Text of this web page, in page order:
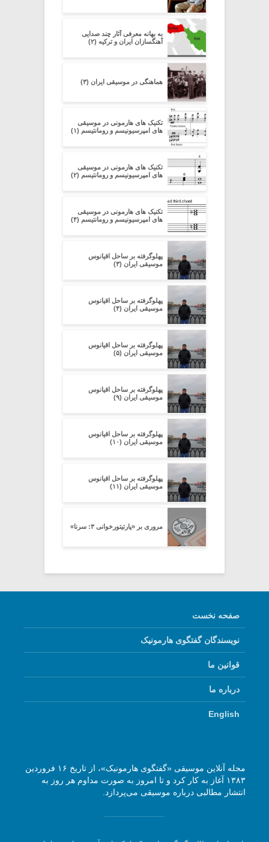
به بهانه معرفی آثار چند صدایی
آهنگسازان ایران و ترکیه (۲)
هماهنگی در موسیقی ایران (۳)
تکنیک های هارمونی در موسیقی
های امپرسیونیسم و رومانتیسم (۱)
تکنیک های هارمونی در موسیقی
های امپرسیونیسم و رومانتیسم (۲)
تکنیک های هارمونی در موسیقی
های امپرسیونیسم و رومانتیسم (۴)
پهلوگرفته بر ساحل اقیانوس
موسیقی ایران (۳)
پهلوگرفته بر ساحل اقیانوس
موسیقی ایران (۴)
پهلوگرفته بر ساحل اقیانوس
موسیقی ایران (۵)
پهلوگرفته بر ساحل اقیانوس
موسیقی ایران (۹)
پهلوگرفته بر ساحل اقیانوس
موسیقی ایران (۱۰)
پهلوگرفته بر ساحل اقیانوس
موسیقی ایران (۱۱)
مروری بر «پارتیتورخوانی ۳: سرنا»
صفحه نخست
نویسندگان گفتگوی هارمونیک
قوانین ما
درباره ما
English
مجله آنلاین موسیقی «گفتگوی هارمونیک»، از تاریخ ۱۶ فروردین
۱۳۸۳ آغاز به کار کرد و تا امروز به صورت مداوم هر روز به
انتشار مطالبی درباره موسیقی می‌پردازد.